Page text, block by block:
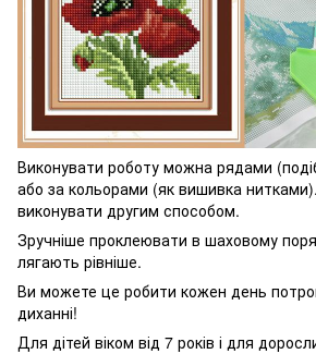
Виконувати роботу можна рядами
або за кольорами (як вишивка
виконувати другим способом.
Зручніше проклеювати в шаховому
лягають рівніше.
Ви можете це робити кожен день
диханні!
Для дітей віком від 7 років і для